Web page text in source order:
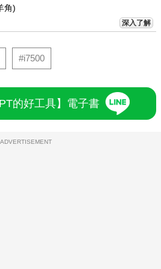
角)
深入了解
#i7500
的好工具】電子書
ADVERTISEMENT